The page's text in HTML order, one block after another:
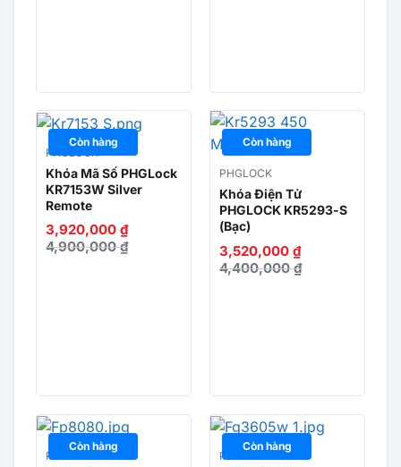
Còn hàng
PHGLOCK
Khóa Mã Số PHGLock
KR7153W Silver
Remote
3,920,000 ₫
4,900,000₫
Còn hàng
PHGLOCK
Khóa Điện Tử
PHGLOCK KR5293-S
(Bạc)
3,520,000 ₫
4,400,000₫
Còn hàng
PHGLOCK
Còn hàng
PHGLOCK